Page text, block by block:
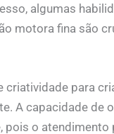
algumas
motora fina são
para
A capacidade de
o atendimento